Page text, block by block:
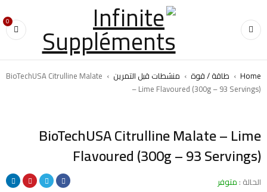
0
Home
› طاقة / قوة › منشطات قبل التمرين ›
BioTechUSA Citrulline Malate
– Lime Flavoured (300g – 93 Servings)
BioTechUSA Citrulline Malate – Lime
Flavoured (300g – 93 Servings)
الحالة : متوفر